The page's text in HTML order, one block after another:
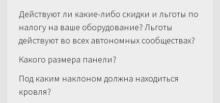
Действуют ли какие-либо скидки и льготы по
налогу на ваше оборудование? Льготы
действуют во всех автономных сообществах?
Какого размера панели?
Под каким наклоном должна находиться
кровля?